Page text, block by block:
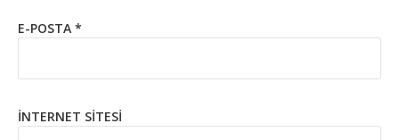
E-POSTA *
İNTERNET SITESI